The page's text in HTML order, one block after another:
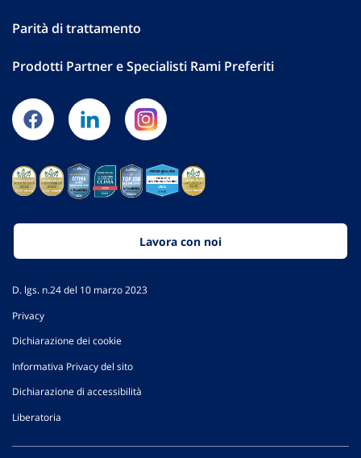
Parità di trattamento
Prodotti Partner e Specialisti Rami Preferiti
Lavora con noi
D. lgs. n.24 del 10 marzo 2023
Privacy
Dichiarazione dei cookie
Informativa Privacy del sito
Dichiarazione di accessibilità
Liberatoria